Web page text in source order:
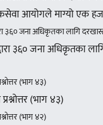
आयोगले माग्यो एक
३६० जना अधिकृतका
(भाग ४३)